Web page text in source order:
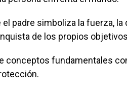
padre simboliza la fuerza, la
de los propios
conceptos fundamentales